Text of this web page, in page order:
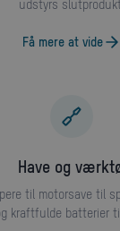
udstyrs slutprodukt.
Få mere at vide
Have og
kraftfulde batterier